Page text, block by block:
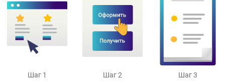
Шаг 1
Шаг 2
Шаг 3